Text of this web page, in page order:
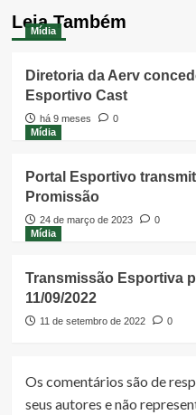
Leia Também
Mídia
Diretoria da Aerv
Esportivo Cast
há 9 meses
0
Mídia
Portal Esportivo
Promissão
24 de março de 2023
0
Mídia
Transmissão Esportiva
11/09/2022
11 de setembro de 2022 0
Os comentários são de
seus autores e não